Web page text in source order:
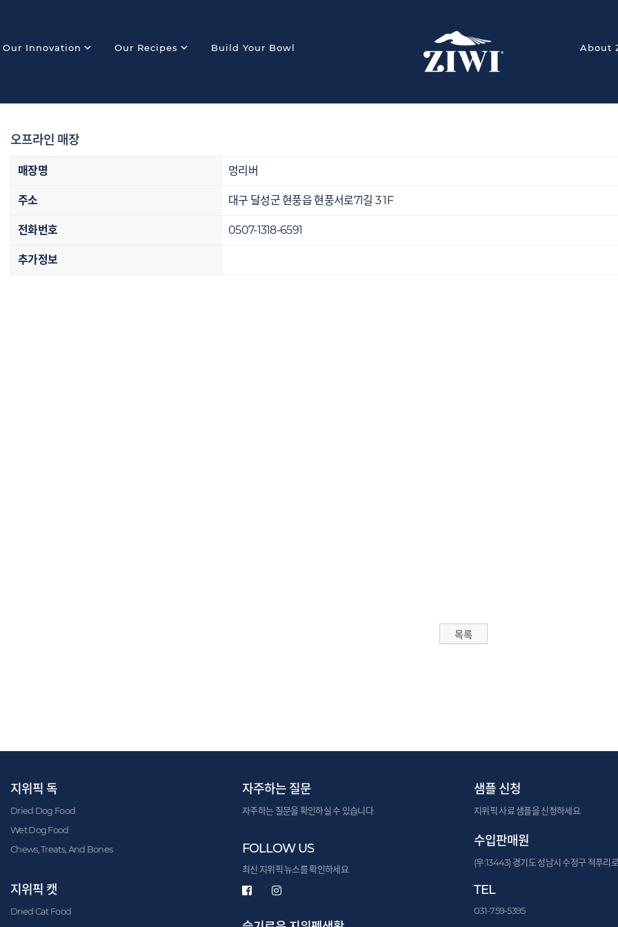
Our Innovation expand_more Our Recipes expand_more Build Your Bowl About
오프라인 매장
매장명 멍리버
주소 대구 달성군 현풍읍 현풍서로71길 3 1F
전화번호 0507-1318-6591
추가정보
지위픽 독
Dried Dog Food
Wet Dog Food
Chews, Treats, And Bones
지위픽 캣
Dried Cat Food
자주하는 질문
자주하는 질문을 확인하실 수 있습니다.
FOLLOW US
최신 지위픽 뉴스를 확인하세요.
샘플 신청
지위픽 사료 샘플을 신청하세요.
수입판매원
(우:13443) 경기도 성남시 수정구 적푸리
TEL
031-759-5395